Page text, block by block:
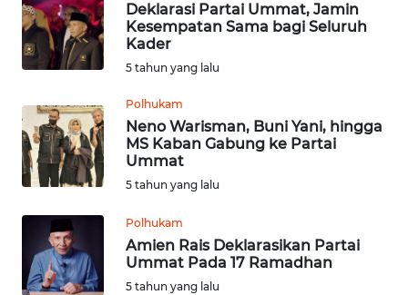
Deklarasi Partai Ummat, Jamin
Kesempatan Sama bagi Seluruh
Kader
5 tahun yang lalu
Polhukam
Neno Warisman, Buni Yani, hingga
MS Kaban Gabung ke Partai
Ummat
5 tahun yang lalu
Polhukam
Amien Rais Deklarasikan Partai
Ummat Pada 17 Ramadhan
5 tahun yang lalu
WN
DEPOK
UTARA
WN
SAMOSIR
WN
PADANG
LAWAS